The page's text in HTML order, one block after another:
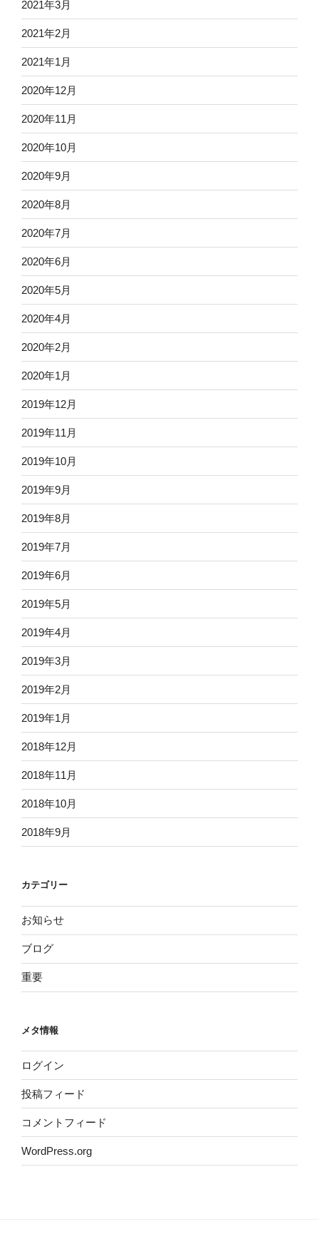
2021年3月
2021年2月
2021年1月
2020年12月
2020年11月
2020年10月
2020年9月
2020年8月
2020年7月
2020年6月
2020年5月
2020年4月
2020年2月
2020年1月
2019年12月
2019年11月
2019年10月
2019年9月
2019年8月
2019年7月
2019年6月
2019年5月
2019年4月
2019年3月
2019年2月
2019年1月
2018年12月
2018年11月
2018年10月
2018年9月
カテゴリー
お知らせ
ブログ
重要
メタ情報
ログイン
投稿フィード
コメントフィード
WordPress.org